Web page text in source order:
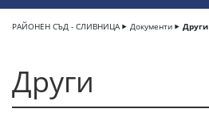
РАЙОНЕН СЪД - СЛИВНИЦА Документи Други
Други